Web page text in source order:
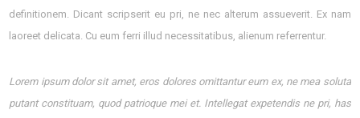
definitionem. Dicant scripserit eu pri, ne nec alterum assueverit. Ex nam
laoreet delicata. Cu eum ferri illud necessitatibus, alienum referrentur.
Lorem ipsum dolor sit amet, eros dolores omittantur eum ex, ne mea soluta
putant constituam, quod patrioque mei et. Intellegat expetendis ne pri, has